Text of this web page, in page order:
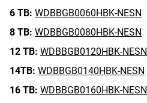
6 TB: WDBBGB0060HBK-NESN
8 TB: WDBBGB0080HBK-NESN
12 TB: WDBBGB0120HBK-NESN
14TB: WDBBGB0140HBK-NESN
16 TB: WDBBGB0160HBK-NESN